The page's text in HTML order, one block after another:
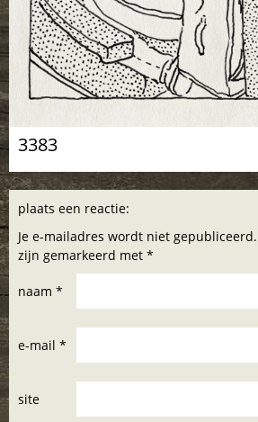
3383
plaats een reactie:
Je e-mailadres wordt niet
zijn gemarkeerd met *
naam *
e-mail *
site